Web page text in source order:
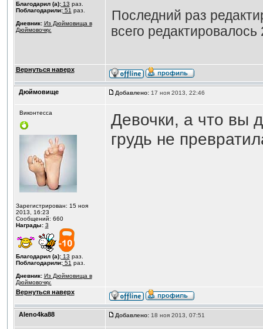
Благодарил (а):13 раз.
Поблагодарили:51 раз.
Дневник: Из Дюймовища в
Дюймовочку.
Последний раз
всего редактировалось
Вернуться наверх
Дюймовище Добавлено:17 ноя 2013, 22:46
Виконтесса
Зарегистрирован: 15 ноя
2013, 16:23
Сообщений: 660
Награды: 3
Благодарил (а):13 раз.
Поблагодарили:51 раз.
Дневник: Из Дюймовища в
Дюймовочку.
Девочки, а что вы
грудь не
Вернуться наверх
Aleno4ka88 Добавлено:18 ноя 2013, 07:51